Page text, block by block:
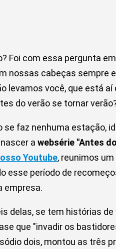
Foi com essa pergunta
nossas cabeças sempre
levamos você, que está
do verão se tornar
se faz nenhuma estação,
a websérie "Antes
Youtube, reunimos
esse período de
empresa.
delas, se tem histórias de
que "invadir os
dois, montou as três